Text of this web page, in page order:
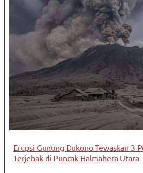
Erupsi Gunung Dukono Tewaskan 3
Terjebak di Puncak Halmahera Utara